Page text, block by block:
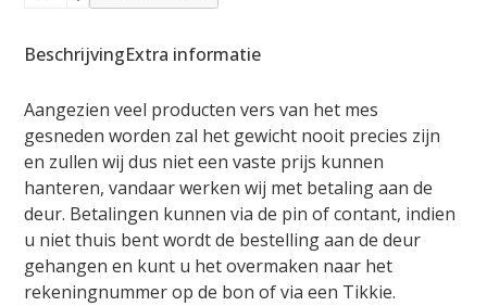
aantal
BeschrijvingExtra informatie
Aangezien veel producten vers van het mes
gesneden worden zal het gewicht nooit precies zijn
en zullen wij dus niet een vaste prijs kunnen
hanteren, vandaar werken wij met betaling aan de
deur. Betalingen kunnen via de pin of contant, indien
u niet thuis bent wordt de bestelling aan de deur
gehangen en kunt u het overmaken naar het
rekeningnummer op de bon of via een Tikkie.